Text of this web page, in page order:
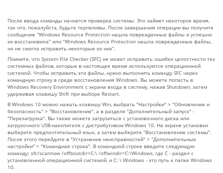
После ввода команды начнется проверка системы. Это займет некоторое время,
так что, пожалуйста, будьте терпеливы. После завершения операции вы получите
сообщение “Windows Resource Protection нашла поврежденные файлы и успешно
их восстановила” или “Windows Resource Protection нашла поврежденные файлы,
но не смогла исправить некоторые из них”.
Помните, что System File Checker (SFC) не может исправить ошибки целостности тех
системных файлов, которые в настоящее время используются операционной
системой. Чтобы исправить эти файлы, нужно выполнить команду SFC через
командную строку в среде восстановления Windows. Вы можете попасть в
Windows Recovery Environment с экрана входа в систему, нажав Shutdown, затем
удерживая клавишу Shift при выборе Restart.
В Windows 10 можно нажать клавишу Win, выбрать "Настройки" > "Обновление и
безопасность" > "Восстановление", а в разделе "Дополнительный запуск" -
"Перезагрузка". Вы также можете загрузиться с установочного диска или
загрузочного USB-накопителя с дистрибутивом Windows 10. На экране установки
выберите предпочтительный язык, а затем выберите "Восстановление системы".
После этого перейдите в "Устранение неисправностей" > "Дополнительные
настройки" > "Командная строка". В командной строке введите следующую
команду: sfc/scannow /offbootdir=C:\ /offwindir=C:\Windows, где C - раздел с
установленной операционной системой, и C: \ Windows - это путь к папке Windows
10.